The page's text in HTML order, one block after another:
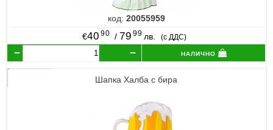
код: 20055959
€40 90 / 79 99 лв. (с ДДС)
налично
Шапка Халба с бира